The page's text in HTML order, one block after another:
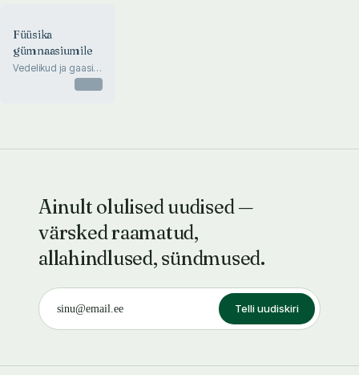
Füüsika
gümnaasiumile
Vedelikud ja gaasid.
Soojus. Mehaanika
Ainult olulised uudised —
värsked raamatud,
allahindlused, sündmused.
Telli uudiskiri